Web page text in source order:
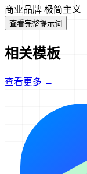
商业品牌 极简主义
查看完整提示词
相关模板
查看更多 →